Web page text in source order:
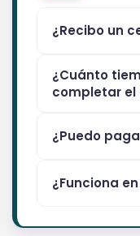
¿Recibo un
¿Cuánto
completar el
¿Puedo
¿Funciona